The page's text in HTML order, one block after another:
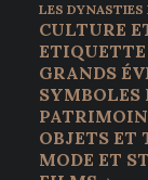
LES
CULTURE
GRANDS
SYMBOLES
OBJETS ET
MODE ET
23 février 2022